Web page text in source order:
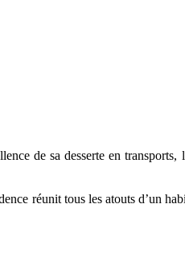
de sa desserte en
réunit tous les atouts d’un